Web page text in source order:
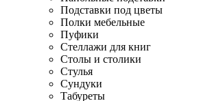
Подставки под цветы
Полки мебельные
Пуфики
Стеллажи для книг
Столы и столики
Стулья
Сундуки
Табуреты